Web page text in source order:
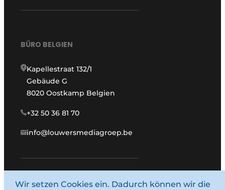
BÜRO BELGIEN
Kapellestraat 132/1
Gebäude G
8020 Oostkamp Belgien
+32 50 36 81 70
info@louwersmediagroep.be
www.louwersmediagroep.com
Wir setzen Cookies ein. Dadurch können wir die